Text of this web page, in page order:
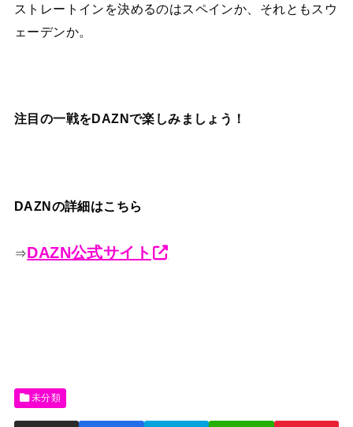
ストレートインを決めるのはスペインか、それともスウ
ェーデンか。
注目の一戦をDAZNで楽しみましょう！
DAZNの詳細はこちら
⇒DAZN公式サイト
未分類